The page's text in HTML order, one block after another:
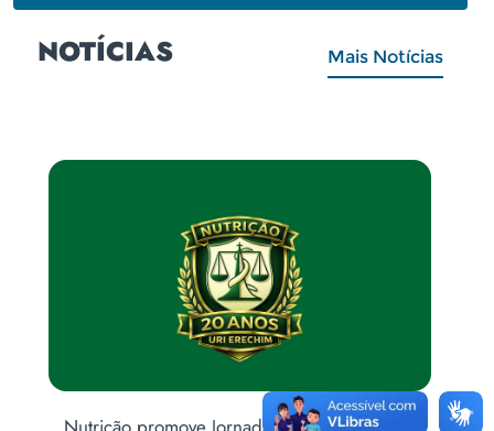
NOTÍCIAS Mais Notícias